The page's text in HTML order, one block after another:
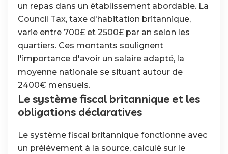
un repas dans un établissement abordable. La
Council Tax, taxe d'habitation britannique,
varie entre 700£ et 2500£ par an selon les
quartiers. Ces montants soulignent
l'importance d'avoir un salaire adapté, la
moyenne nationale se situant autour de
2400€ mensuels.
Le système fiscal britannique et les
obligations déclaratives
Le système fiscal britannique fonctionne avec
un prélèvement à la source, calculé sur le